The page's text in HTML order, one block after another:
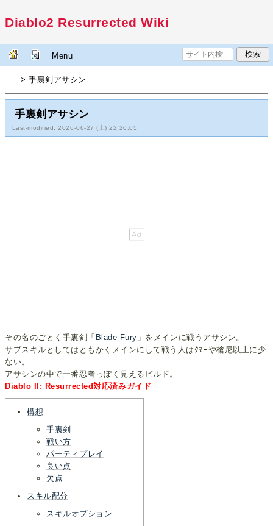
Diablo2 Resurrected Wiki
Menu
> 手裏剣アサシン
手裏剣アサシン
Last-modified: 2026-06-27 (土) 22:20:05
その名のごとく手裏剣「 Blade Fury 」をメインに戦うアサシン。
サブスキルとしてはともかくメインにして戦う人はｸﾏｰや槍尼以上に少
ない。
アサシンの中で一番忍者っぽく見えるビルド。
Diablo II: Resurrected対応済みガイド
構想
手裏剣
戦い方
パーティプレイ
良い点
欠点
スキル配分
スキルオプション